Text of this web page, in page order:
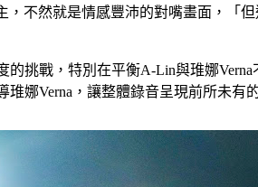
不然就是情感豐沛的對嘴畫面，「
戰，特別在平衡A-Lin與琟娜Verna
娜Verna，讓整體錄音呈現前所未有